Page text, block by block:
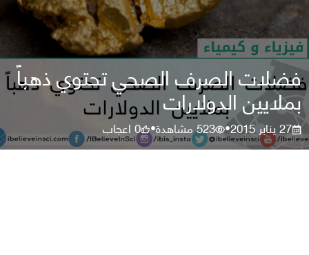
فضلات الصرف الصحي تحتوي ذهباً
بملايين الدولارات
27 يناير 2015 •
523مشاهدة•
0اعجاب